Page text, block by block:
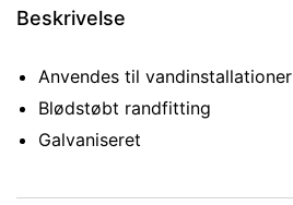
Beskrivelse
Anvendes til vandinstallationer
Blødstøbt randfitting
Galvaniseret